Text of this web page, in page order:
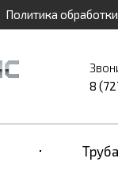
Политика
8
Труба